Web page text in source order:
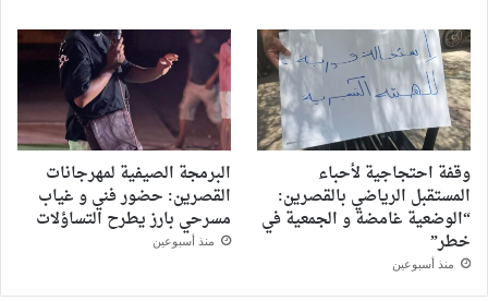
وقفة احتجاجية لأحباء
المستقبل الرياضي بالقصرين:
“الوضعية غامضة و الجمعية في
خطر”
منذ أسبوعين
البرمجة الصيفية لمهرجانات
القصرين: حضور فني و غياب
مسرحي بارز يطرح التساؤلات
منذ أسبوعين